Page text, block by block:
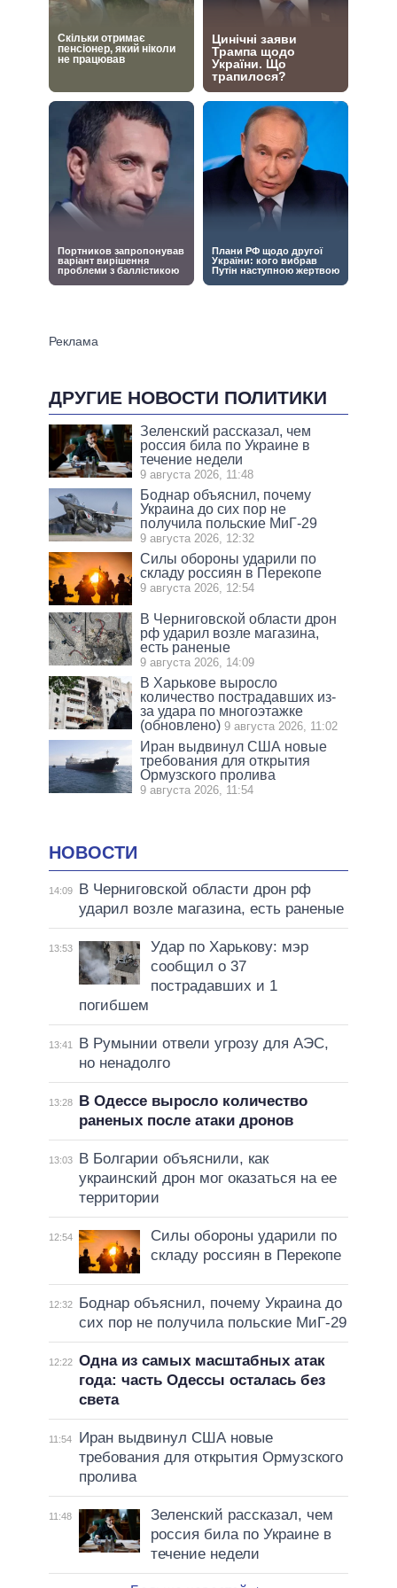
ДРУГИЕ НОВОСТИ ПОЛИТИКИ
Зеленский рассказал, чем
россия била по Украине в
течение недели
9 августа 2026, 11:48
Боднар объяснил, почему
Украина до сих пор не
получила польские МиГ-29
9 августа 2026, 12:32
Силы обороны ударили по
складу россиян в Перекопе
9 августа 2026, 12:54
В Черниговской области дрон
рф ударил возле магазина,
есть раненые
9 августа 2026, 14:09
В Харькове выросло
количество пострадавших из-
за удара по многоэтажке
(обновлено) 9 августа 2026, 11:02
Иран выдвинул США новые
требования для открытия
Ормузского пролива
9 августа 2026, 11:54
НОВОСТИ
14:09
В Черниговской области дрон рф
ударил возле магазина, есть раненые
13:53
Удар по Харькову: мэр
сообщил о 37
пострадавших и 1
погибшем
13:41
В Румынии отвели угрозу для АЭС,
но ненадолго
13:28
В Одессе выросло количество
раненых после атаки дронов
13:03
В Болгарии объяснили, как
украинский дрон мог оказаться на ее
территории
12:54
Силы обороны ударили по
складу россиян в Перекопе
12:32
Боднар объяснил, почему Украина до
сих пор не получила польские МиГ-29
12:22 Одна из самых масштабных атак
года: часть Одессы осталась без
света
11:54
Иран выдвинул США новые
требования для открытия Ормузского
пролива
11:48
Зеленский рассказал, чем
россия била по Украине в
течение недели